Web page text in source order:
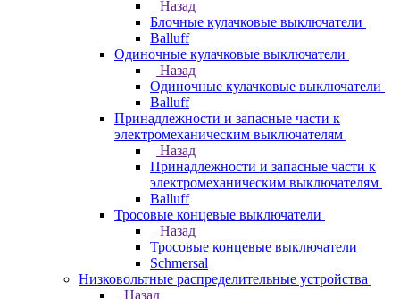
Назад
Блочные кулачковые выключатели
Balluff
Одиночные кулачковые выключатели
Назад
Одиночные кулачковые выключатели
Balluff
Принадлежности и запасные части к
электромеханическим выключателям
Назад
Принадлежности и запасные части к
электромеханическим выключателям
Balluff
Тросовые концевые выключатели
Назад
Тросовые концевые выключатели
Schmersal
Низковольтные распределительные устройства
Назад